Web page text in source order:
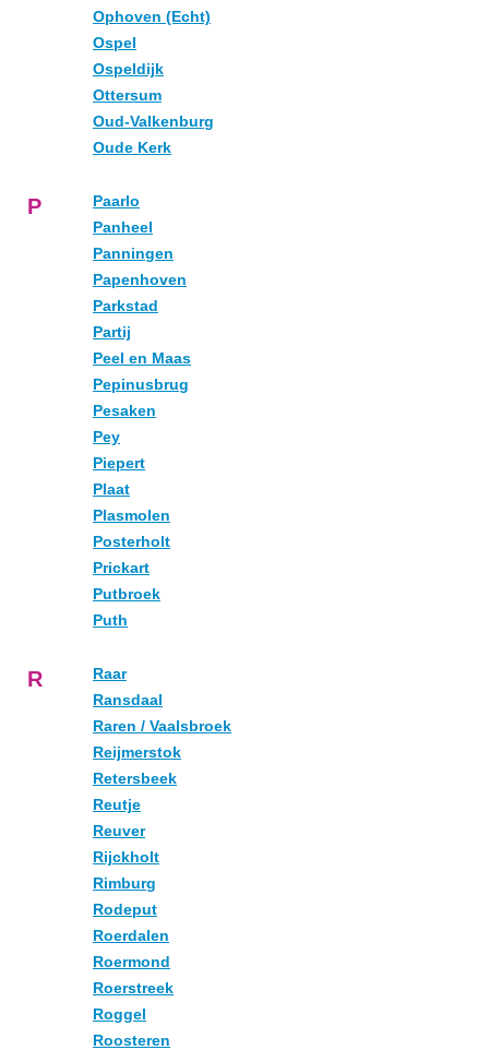
Ophoven (Echt)
Ospel
Ospeldijk
Ottersum
Oud-Valkenburg
Oude Kerk
P
Paarlo
Panheel
Panningen
Papenhoven
Parkstad
Partij
Peel en Maas
Pepinusbrug
Pesaken
Pey
Piepert
Plaat
Plasmolen
Posterholt
Prickart
Putbroek
Puth
R
Raar
Ransdaal
Raren / Vaalsbroek
Reijmerstok
Retersbeek
Reutje
Reuver
Rijckholt
Rimburg
Rodeput
Roerdalen
Roermond
Roerstreek
Roggel
Roosteren